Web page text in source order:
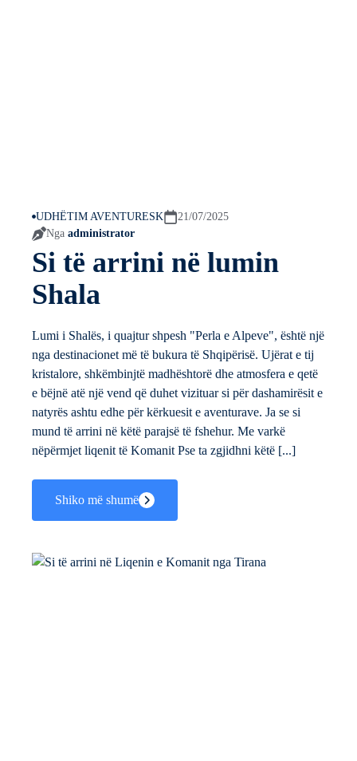
UDHËTIM AVENTURESK
21/07/2025
Nga administrator
Si të arrini në lumin
Shala
Lumi i Shalës, i quajtur shpesh "Perla e Alpeve", është një
nga destinacionet më të bukura të Shqipërisë. Ujërat e tij
kristalore, shkëmbinjtë madhështorë dhe atmosfera e qetë
e bëjnë atë një vend që duhet vizituar si për dashamirësit e
natyrës ashtu edhe për kërkuesit e aventurave. Ja se si
mund të arrini në këtë parajsë të fshehur. Me varkë
nëpërmjet liqenit të Komanit Pse ta zgjidhni këtë [...]
Shiko më shumë